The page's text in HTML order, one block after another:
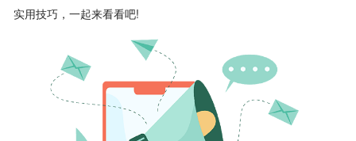
实用技巧，一起来看看吧!